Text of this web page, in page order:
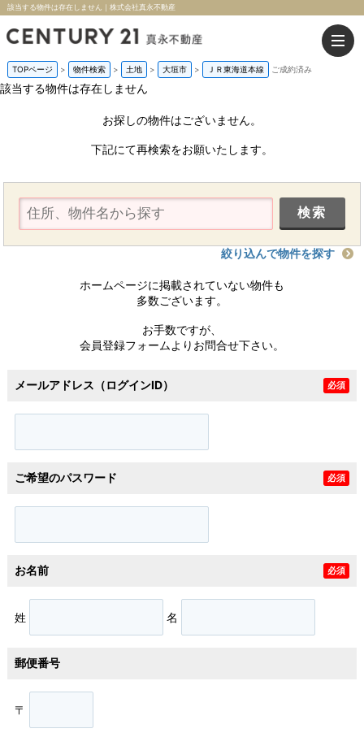
該当する物件は存在しません｜株式会社真永不動産
TOPページ > 物件検索 > 土地 > 大垣市 > ＪＲ東海道本線 ご成約済み
該当する物件は存在しません
お探しの物件はございません。
下記にて再検索をお願いたします。
絞り込んで物件を探す
ホームページに掲載されていない物件も
多数ございます。
お手数ですが、
会員登録フォームよりお問合せ下さい。
メールアドレス（ログインID） 必須
ご希望のパスワード 必須
お名前 必須
姓 名
郵便番号
〒